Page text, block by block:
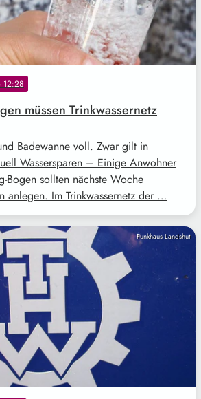
12:28
müssen Trinkwassernetz
Badewanne voll. Zwar gilt in
Wassersparen – Einige Anwohner
Bogen sollten nächste Woche
anlegen. Im Trinkwassernetz der …
Funkhaus Landshut